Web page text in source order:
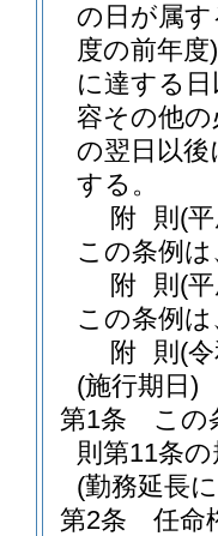
の日が属
度の前年度)
に達する
容その他
の翌日以
する。
附 則 (
この条例
附 則 (
この条例
附 則 (
(施行期日)
第1条
この
則第11条
(勤務延長
第2条
任命